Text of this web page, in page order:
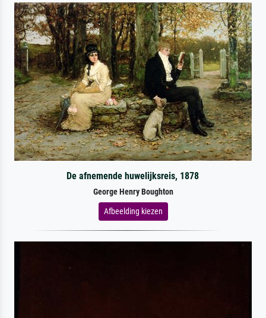
De afnemende huwelijksreis, 1878
George Henry Boughton
Afbeelding kiezen